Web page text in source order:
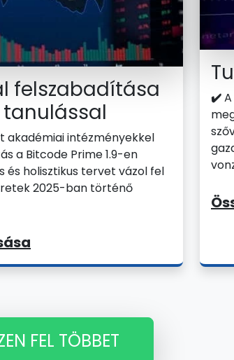
felszabadítása
akadémiai intézményekkel
a Bitcode Prime 1.9-en
és holisztikus tervet vázol fel
2025-ban történő
✔️
FEL TÖBBET